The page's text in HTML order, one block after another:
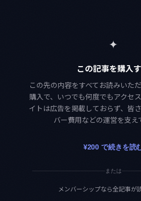
✦
この記事を購入
この先の内容をすべてお読みいた
購入で、いつでも何度でもアクセ
イトは広告を掲載しておらず、皆
バー費用などの運営を支え
¥200 で続きを読
または
メンバーシップなら全記事が